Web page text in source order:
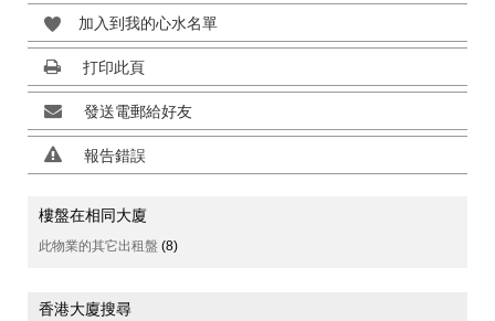
加入到我的心水名單
打印此頁
發送電郵給好友
報告錯誤
樓盤在相同大廈
此物業的其它出租盤 (8)
香港大廈搜尋